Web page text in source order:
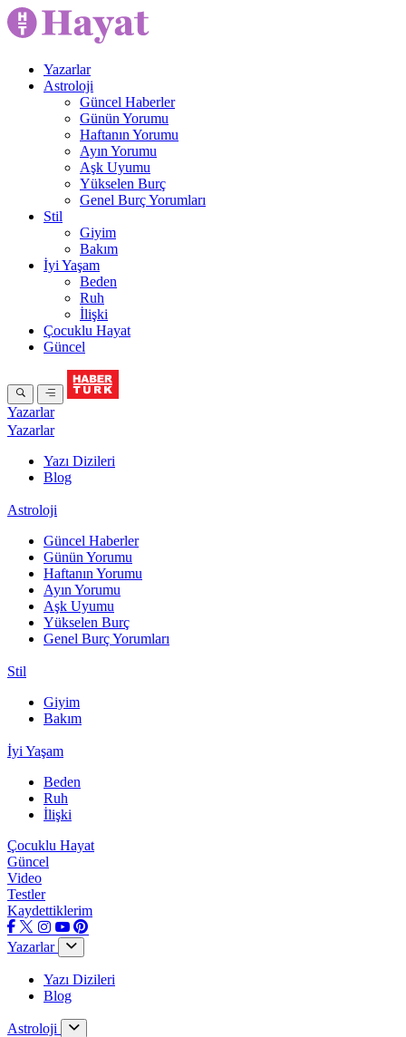
Yazarlar
Astroloji
Güncel Haberler
Günün Yorumu
Haftanın Yorumu
Ayın Yorumu
Aşk Uyumu
Yükselen Burç
Genel Burç Yorumları
Stil
Giyim
Bakım
İyi Yaşam
Beden
Ruh
İlişki
Çocuklu Hayat
Güncel
Yazarlar
Yazarlar
Yazı Dizileri
Blog
Astroloji
Güncel Haberler
Günün Yorumu
Haftanın Yorumu
Ayın Yorumu
Aşk Uyumu
Yükselen Burç
Genel Burç Yorumları
Stil
Giyim
Bakım
İyi Yaşam
Beden
Ruh
İlişki
Çocuklu Hayat
Güncel
Video
Testler
Kaydettiklerim
Yazarlar
Yazı Dizileri
Blog
Astroloji